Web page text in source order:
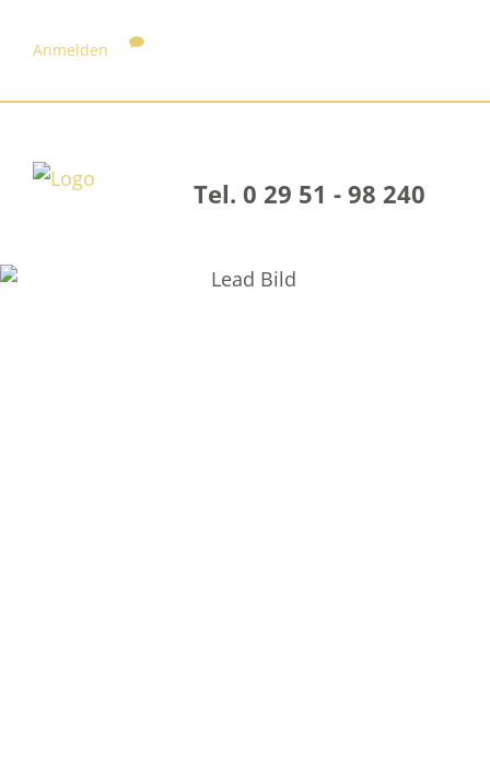
Anmelden
Tel. 0 29 51 - 98 240